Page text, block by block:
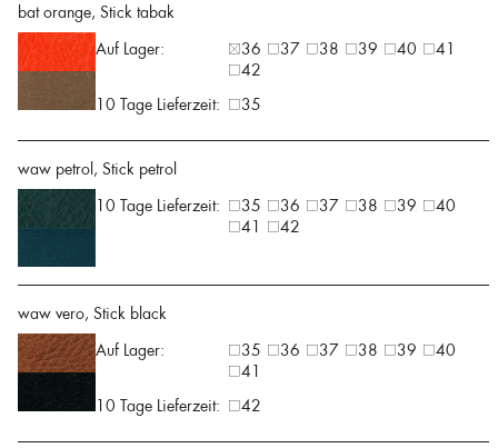
bat orange, Stick tabak
Auf Lager:
36 37 38 39 40
41
42
10 Tage Lieferzeit:
35
waw petrol, Stick petrol
10 Tage Lieferzeit:
35 36 37 38 39
40
41
42
waw vero, Stick black
Auf Lager:
35 36 37 38 39
40
41
10 Tage Lieferzeit:
42